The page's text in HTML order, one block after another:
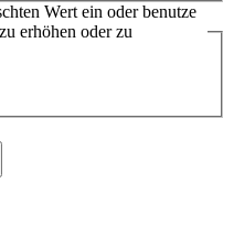
Wert ein oder benutze
erhöhen oder zu